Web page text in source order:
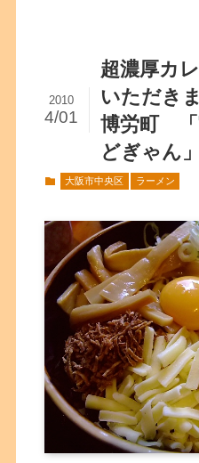
超濃厚カ
いただき
博労町
どぎゃん」
2010
4/01
大阪市中央区 ラーメン